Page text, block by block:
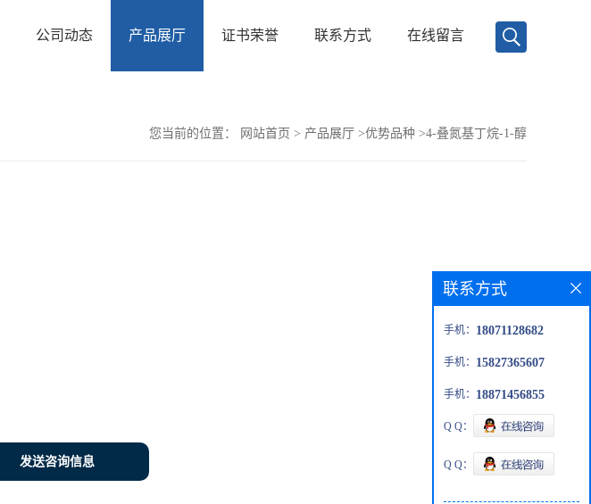
公司动态 产品展厅 证书荣誉 联系方式 在线留言
您当前的位置： 网站首页 > 产品展厅 >优势品种 >4-叠氮基丁烷-1-醇
发送咨询信息
联系方式
手机： 18071128682
手机： 15827365607
手机： 18871456855
Q Q：
Q Q：